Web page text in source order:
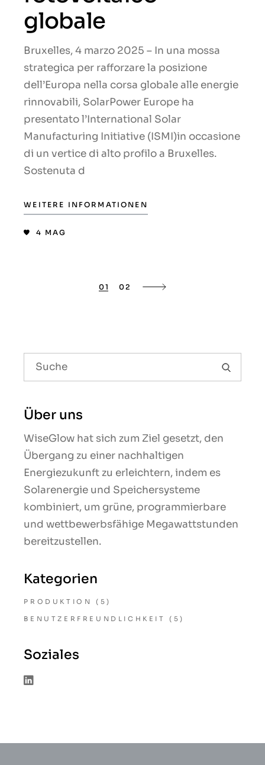
globale
Bruxelles, 4 marzo 2025 – In una mossa
strategica per rafforzare la posizione
dell’Europa nella corsa globale alle energie
rinnovabili, SolarPower Europe ha
presentato l’International Solar
Manufacturing Initiative (ISMI)in occasione
di un vertice di alto profilo a Bruxelles.
Sostenuta d
WEITERE INFORMATIONEN
4 MAG
01 02
Über uns
WiseGlow hat sich zum Ziel gesetzt, den
Übergang zu einer nachhaltigen
Energiezukunft zu erleichtern, indem es
Solarenergie und Speichersysteme
kombiniert, um grüne, programmierbare
und wettbewerbsfähige Megawattstunden
bereitzustellen.
Kategorien
PRODUKTION (5)
BENUTZERFREUNDLICHKEIT (5)
Soziales